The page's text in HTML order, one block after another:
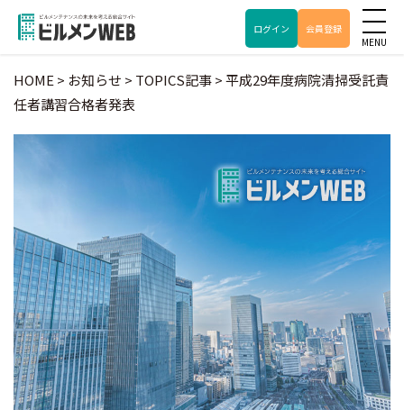
ログイン 会員登録
HOME > お知らせ > TOPICS記事>平成29年度病院清掃受託責
任者講習合格者発表